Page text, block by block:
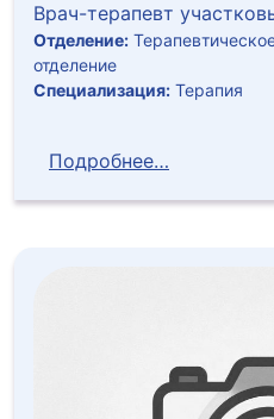
Врач-терапевт
Отделение:
отделение
Специализация: Терапия
Подробнее…